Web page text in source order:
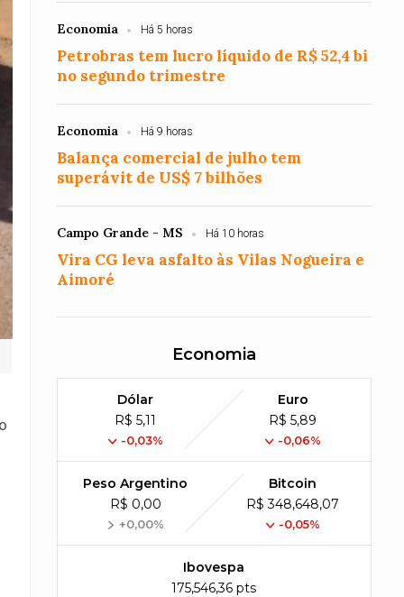
Economia Há 5 horas
Petrobras tem lucro líquido de R$ 52,4 bi
no segundo trimestre
Economia Há 9 horas
Balança comercial de julho tem
superávit de US$ 7 bilhões
Campo Grande - MS Há 10 horas
Vira CG leva asfalto às Vilas Nogueira e
Aimoré
Economia
Dólar
R$ 5,11
-0,03%
Euro
R$ 5,89
-0,06%
Peso Argentino
R$ 0,00
+0,00%
Bitcoin
R$ 348,648,07
-0,05%
Ibovespa
175,546,36 pts